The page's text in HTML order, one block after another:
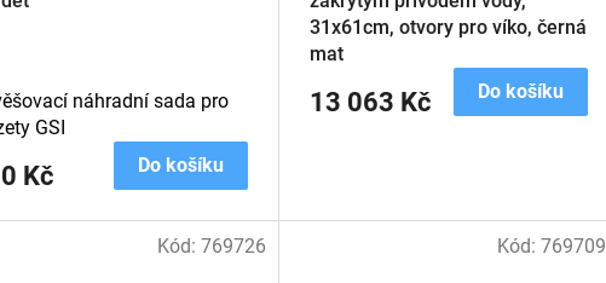
Kč Do košíku
náhradní sada pro
GSI
31x61cm, otvory pro víko, černá
mat
13 063 Kč Do košíku
Kód: 769726 Kód: 769709